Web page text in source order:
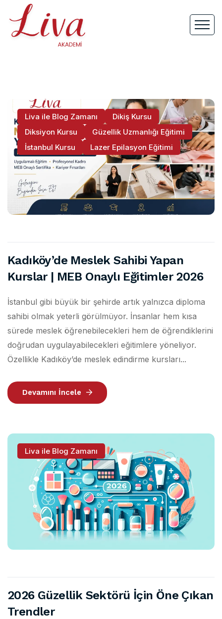
Liva ile Blog Zamanı
Dikiş Kursu
Diksiyon Kursu
Güzellik Uzmanlığı Eğitimi
İstanbul Kursu
Lazer Epilasyon Eğitimi
Kadıköy’de Meslek Sahibi Yapan
Kurslar | MEB Onaylı Eğitimler 2026
İstanbul gibi büyük bir şehirde artık yalnızca diploma
sahibi olmak yeterli görülmüyor. İnsanlar hem kısa
sürede meslek öğrenebilecekleri hem de öğrendiklerini
doğrudan uygulayabilecekleri eğitimlere yöneliyor.
Özellikle Kadıköy’de meslek edindirme kursları...
Devamını İncele
Liva ile Blog Zamanı
2026 Güzellik Sektörü İçin Öne Çıkan
Trendler